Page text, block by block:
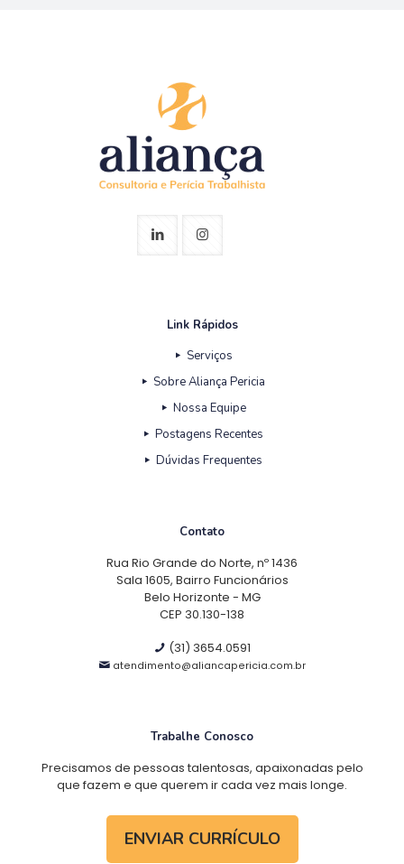
Link Rápidos
Serviços
Sobre Aliança Pericia
Nossa Equipe
Postagens Recentes
Dúvidas Frequentes
Contato
Rua Rio Grande do Norte, nº 1436
Sala 1605, Bairro Funcionários
Belo Horizonte - MG
CEP 30.130-138
(31) 3654.0591
atendimento@aliancapericia.com.br
Trabalhe Conosco
Precisamos de pessoas talentosas, apaixonadas pelo
que fazem e que querem ir cada vez mais longe.
ENVIAR CURRÍCULO